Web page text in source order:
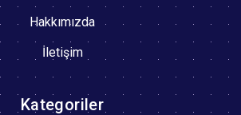
Hakkımızda
İletişim
Kategoriler